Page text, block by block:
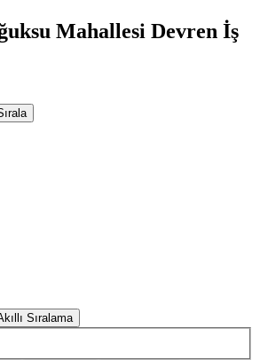
Mahallesi Devren İş
Sıralama